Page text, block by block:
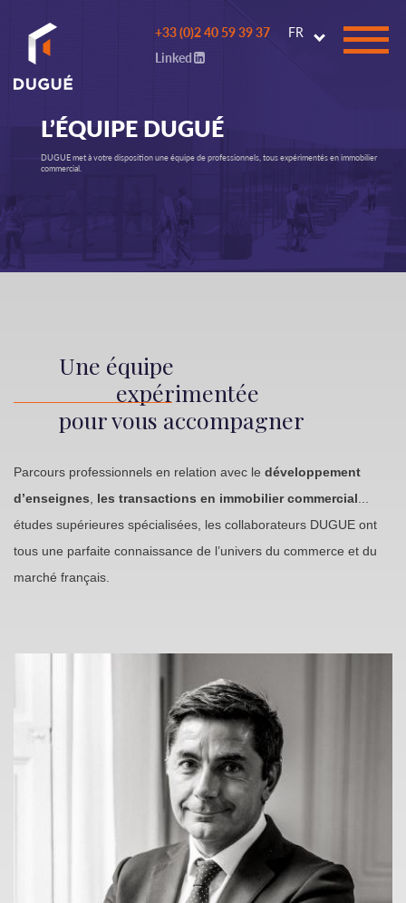
Go to
main
content
FR
+33 (0)2 40 59 39 37
Linked
L’ÉQUIPE DUGUÉ
DUGUE met à votre disposition une équipe de professionnels, tous expérimentés en immobilier
commercial.
Une équipe
expérimentée
pour vous accompagner
Parcours professionnels en relation avec le développement
d’enseignes
les transactions en immobilier commercial
études supérieures spécialisées, les collaborateurs DUGUE ont
tous une parfaite connaissance de l’univers du commerce et du
marché français.